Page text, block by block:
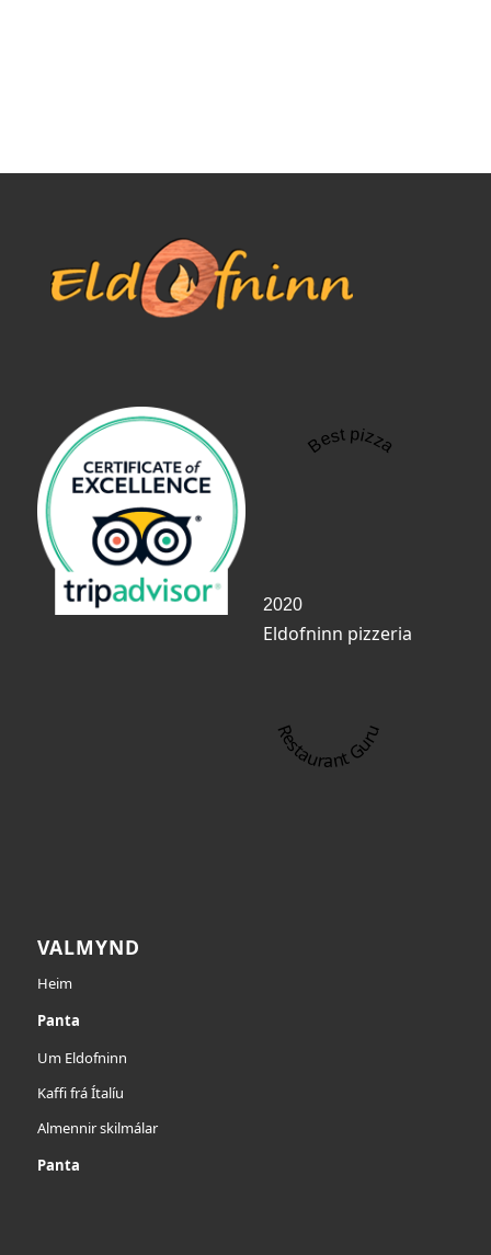
Best pizza
2020
Eldofninn pizzeria
Restaurant Guru
VALMYND
Heim
Panta
Um Eldofninn
Kaffi frá Ítalíu
Almennir skilmálar
Panta